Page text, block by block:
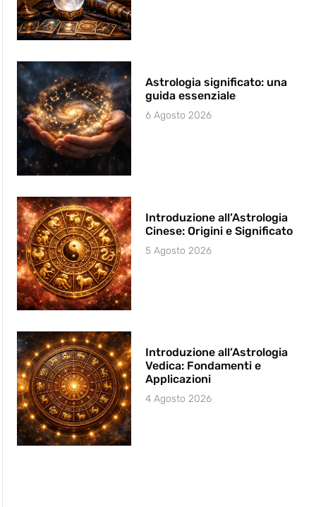
Astrologia significato: una
guida essenziale
6 Agosto 2026
Introduzione all’Astrologia
Cinese: Origini e Significato
5 Agosto 2026
Introduzione all’Astrologia
Vedica: Fondamenti e
Applicazioni
4 Agosto 2026